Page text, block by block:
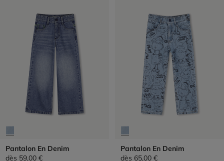
Pantalon En Denim
dès 59,00 €
Pantalon En Denim
dès 65,00 €